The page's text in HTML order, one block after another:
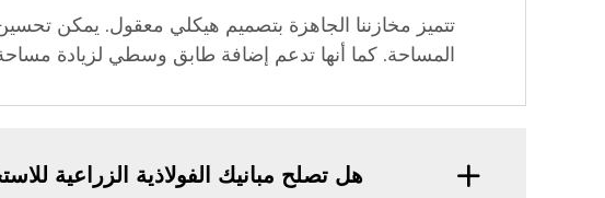
تتميز مخازننا الجاهزة بتصميم هيكلي معقول. يمكن
المساحة. كما أنها تدعم إضافة طابق وسطي لزيادة
هل تصلح مبانيك الفولاذية الزراعية